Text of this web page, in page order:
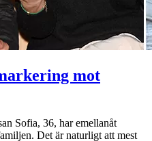
mot
Sofia, 36, har emellanåt
Det är naturligt att mest